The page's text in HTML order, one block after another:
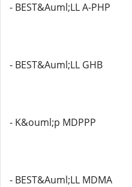
- BEST&Auml;LL A-PHP
- BEST&Auml;LL GHB
- K&ouml;p MDPPP
- BEST&Auml;LL MDMA